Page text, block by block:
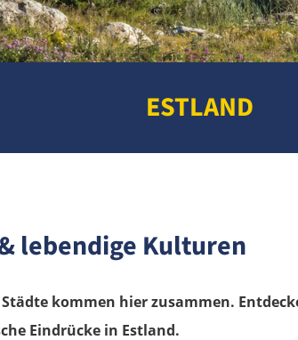
ESTLAND
lebendige Kulturen
kommen hier zusammen.
Eindrücke in Estland.